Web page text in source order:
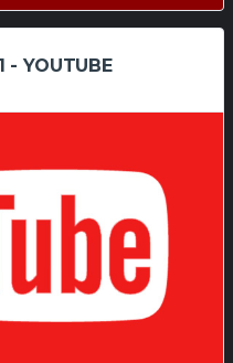
YOUTUBE